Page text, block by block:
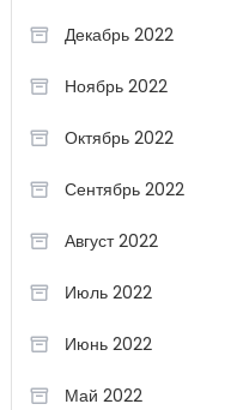
Декабрь 2022
Ноябрь 2022
Октябрь 2022
Сентябрь 2022
Август 2022
Июль 2022
Июнь 2022
Май 2022